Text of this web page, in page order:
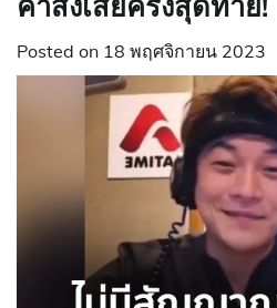
Posted on 18 พฤศจิกายน 2023